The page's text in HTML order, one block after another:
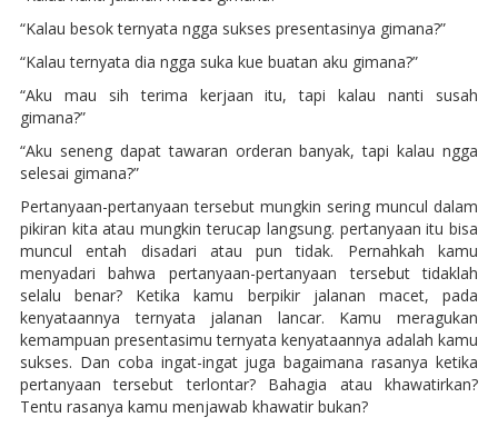
“Kalau besok ternyata ngga sukses presentasinya gimana?”
“Kalau ternyata dia ngga suka kue buatan aku gimana?”
“Aku mau sih terima kerjaan itu, tapi kalau nanti susah
gimana?”
“Aku seneng dapat tawaran orderan banyak, tapi kalau ngga
selesai gimana?”
Pertanyaan-pertanyaan tersebut mungkin sering muncul dalam
pikiran kita atau mungkin terucap langsung. pertanyaan itu bisa
muncul entah disadari atau pun tidak. Pernahkah kamu
menyadari bahwa pertanyaan-pertanyaan tersebut tidaklah
selalu benar? Ketika kamu berpikir jalanan macet, pada
kenyataannya ternyata jalanan lancar. Kamu meragukan
kemampuan presentasimu ternyata kenyataannya adalah kamu
sukses. Dan coba ingat-ingat juga bagaimana rasanya ketika
pertanyaan tersebut terlontar? Bahagia atau khawatirkan?
Tentu rasanya kamu menjawab khawatir bukan?